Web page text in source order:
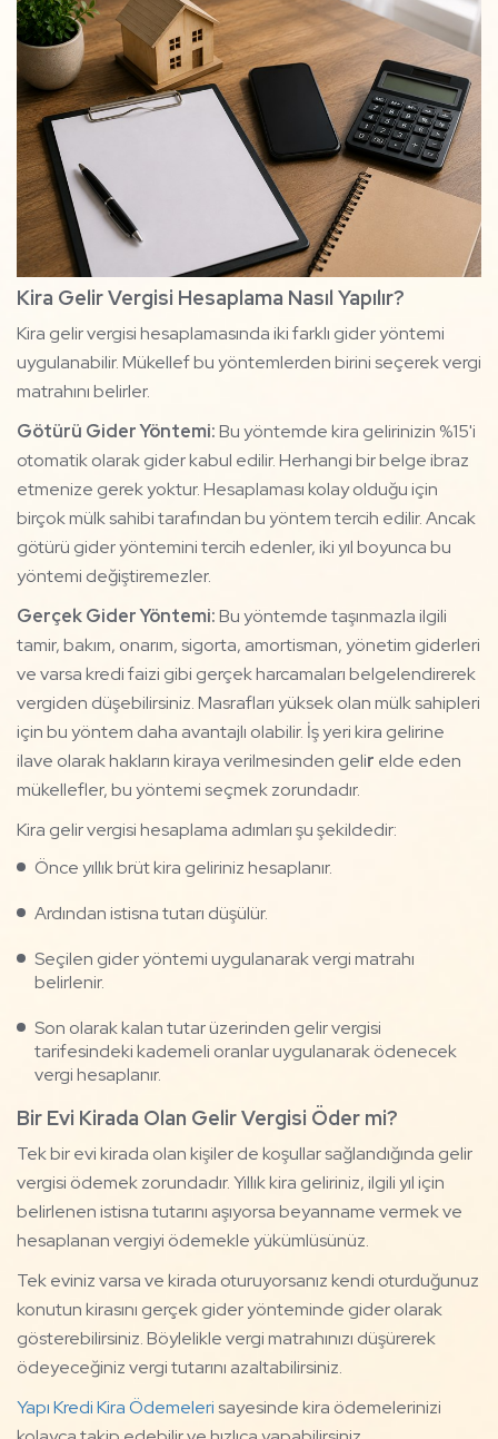
Kira Gelir Vergisi Hesaplama Nasıl Yapılır?
Kira gelir vergisi hesaplamasında iki farklı gider yöntemi
uygulanabilir. Mükellef bu yöntemlerden birini seçerek vergi
matrahını belirler.
Götürü Gider Yöntemi:Bu yöntemde kira gelirinizin %15'i
otomatik olarak gider kabul edilir. Herhangi bir belge ibraz
etmenize gerek yoktur. Hesaplaması kolay olduğu için
birçok mülk sahibi tarafından bu yöntem tercih edilir. Ancak
götürü gider yöntemini tercih edenler, iki yıl boyunca bu
yöntemi değiştiremezler.
Gerçek Gider Yöntemi:Bu yöntemde taşınmazla ilgili
tamir, bakım, onarım, sigorta, amortisman, yönetim giderleri
ve varsa kredi faizi gibi gerçek harcamaları belgelendirerek
vergiden düşebilirsiniz. Masrafları yüksek olan mülk sahipleri
için bu yöntem daha avantajlı olabilir. İş yeri kira gelirine
ilave olarak hakların kiraya verilmesinden gelir elde eden
mükellefler, bu yöntemi seçmek zorundadır.
Kira gelir vergisi hesaplama adımları şu şekildedir:
Önce yıllık brüt kira geliriniz hesaplanır.
Ardından istisna tutarı düşülür.
Seçilen gider yöntemi uygulanarak vergi matrahı
belirlenir.
Son olarak kalan tutar üzerinden gelir vergisi
tarifesindeki kademeli oranlar uygulanarak ödenecek
vergi hesaplanır.
Bir Evi Kirada Olan Gelir Vergisi Öder mi?
Tek bir evi kirada olan kişiler de koşullar sağlandığında gelir
vergisi ödemek zorundadır. Yıllık kira geliriniz, ilgili yıl için
belirlenen istisna tutarını aşıyorsa beyanname vermek ve
hesaplanan vergiyi ödemekle yükümlüsünüz.
Tek eviniz varsa ve kirada oturuyorsanız kendi oturduğunuz
konutun kirasını gerçek gider yönteminde gider olarak
gösterebilirsiniz. Böylelikle vergi matrahınızı düşürerek
ödeyeceğiniz vergi tutarını azaltabilirsiniz.
Yapı Kredi Kira Ödemelerisayesinde kira ödemelerinizi